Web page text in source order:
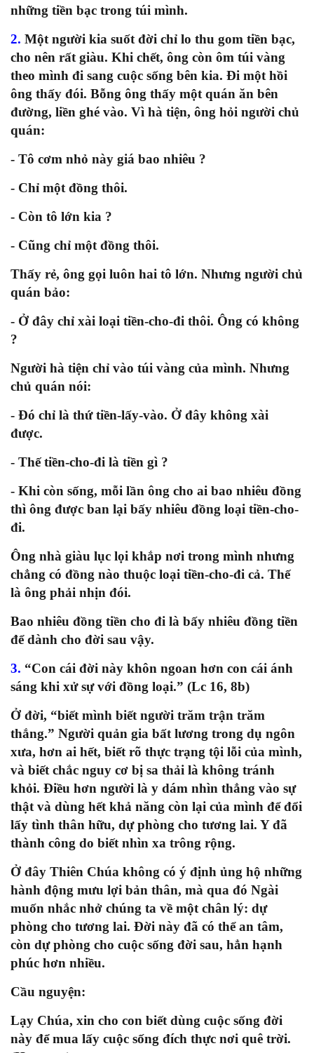
những tiền bạc trong túi mình.
2. Một người kia suốt đời chỉ lo thu gom tiền bạc,
cho nên rất giàu. Khi chết, ông còn ôm túi vàng
theo mình đi sang cuộc sống bên kia. Đi một hồi
ông thấy đói. Bỗng ông thấy một quán ăn bên
đường, liền ghé vào. Vì hà tiện, ông hỏi người chủ
quán:
- Tô cơm nhỏ này giá bao nhiêu ?
- Chỉ một đồng thôi.
- Còn tô lớn kia ?
- Cũng chỉ một đồng thôi.
Thấy rẻ, ông gọi luôn hai tô lớn. Nhưng người chủ
quán bảo:
- Ở đây chỉ xài loại tiền-cho-đi thôi. Ông có không
?
Người hà tiện chỉ vào túi vàng của mình. Nhưng
chủ quán nói:
- Đó chỉ là thứ tiền-lấy-vào. Ở đây không xài
được.
- Thế tiền-cho-đi là tiền gì ?
- Khi còn sống, mỗi lần ông cho ai bao nhiêu đồng
thì ông được ban lại bấy nhiêu đồng loại tiền-cho-
đi.
Ông nhà giàu lục lọi khắp nơi trong mình nhưng
chẳng có đồng nào thuộc loại tiền-cho-đi cả. Thế
là ông phải nhịn đói.
Bao nhiêu đồng tiền cho đi là bấy nhiêu đồng tiền
để dành cho đời sau vậy.
3. “Con cái đời này khôn ngoan hơn con cái ánh
sáng khi xử sự với đồng loại.” (Lc 16, 8b)
Ở đời, “biết mình biết người trăm trận trăm
thắng.” Người quản gia bất lương trong dụ ngôn
xưa, hơn ai hết, biết rõ thực trạng tội lỗi của mình,
và biết chắc nguy cơ bị sa thải là không tránh
khỏi. Điều hơn người là y dám nhìn thẳng vào sự
thật và dùng hết khả năng còn lại của mình để đổi
lấy tình thân hữu, dự phòng cho tương lai. Y đã
thành công do biết nhìn xa trông rộng.
Ở đây Thiên Chúa không có ý định ủng hộ những
hành động mưu lợi bản thân, mà qua đó Ngài
muốn nhắc nhở chúng ta về một chân lý: dự
phòng cho tương lai. Đời này đã có thể an tâm,
còn dự phòng cho cuộc sống đời sau, hẳn hạnh
phúc hơn nhiều.
Cầu nguyện:
Lạy Chúa, xin cho con biết dùng cuộc sống đời
này để mua lấy cuộc sống đích thực nơi quê trời.